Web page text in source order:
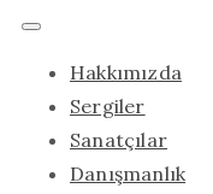
Hakkımızda
Sergiler
Sanatçılar
Danışmanlık